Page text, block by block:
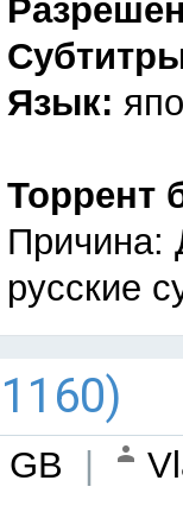
Язык:
Торрент
Причина:
русские
GB